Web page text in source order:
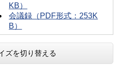
KB）
会議録（PDF形式：253K
B）
ズを切り替える